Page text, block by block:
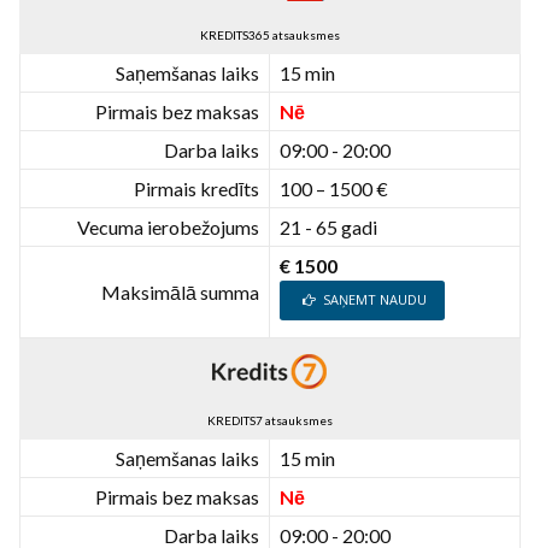
KREDITS365 atsauksmes
Saņemšanas laiks
15 min
Pirmais bez maksas
Nē
Darba laiks
09:00 - 20:00
Pirmais kredīts
100 – 1500 €
Vecuma ierobežojums
21 - 65 gadi
Maksimālā summa
€ 1500
SAŅEMT NAUDU
KREDITS7 atsauksmes
Saņemšanas laiks
15 min
Pirmais bez maksas
Nē
Darba laiks
09:00 - 20:00